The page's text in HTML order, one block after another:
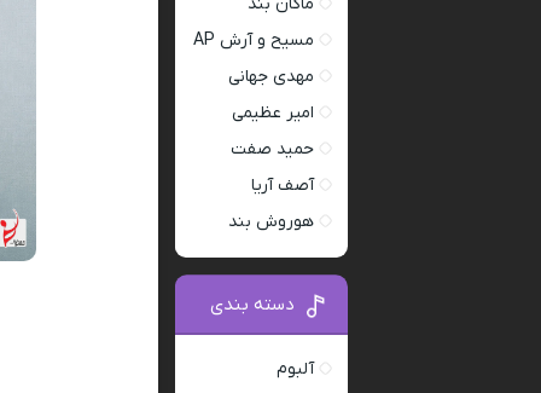
مسیح و آرش AP
مهدی جهانی
امیر عظیمی
حمید صفت
آصف آریا
هوروش بند
دسته بندی
آلبوم